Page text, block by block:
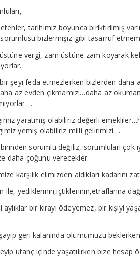
tarihimiz boyunca biriktirilmiş
bizlermişiz gibi tasarruf
vergi, zam üstüne zam koyarak
şeyi feda etmezlerken bizlerden
az evden çıkmamızı…daha az
yaratmış olabiliriz değerli
yemiş olabiliriz milli gelirimizi….
birinden sorumlu değiliz, sorumluları
daha çoğunu verecekler.
karşılık elimizden aldıkları kadarını
ile, yediklerinin,içtiklerinin,etraflarına
aylıklar bir kirayı ödeyemez, bir kişiyi
geri kalanında ölümümüzü
utanç içinde yaşatılırken bize hesap